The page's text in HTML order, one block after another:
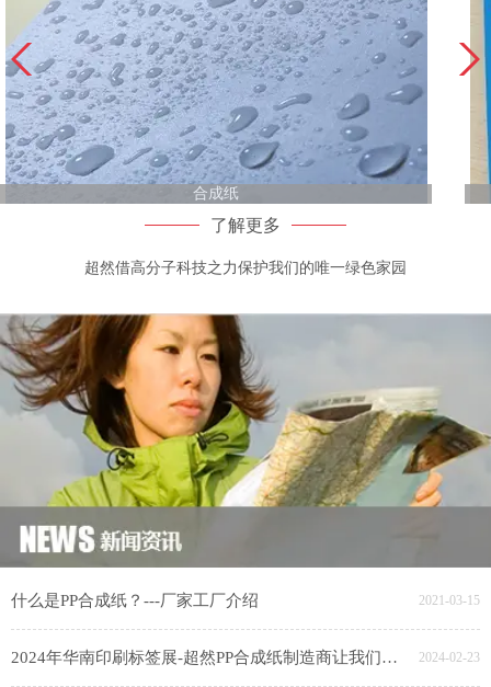
合成纸
了解更多
超然借高分子科技之力保护我们的唯一绿色家园
什么是PP合成纸？---厂家工厂介绍 2021-03-15
2024年华南印刷标签展-超然PP合成纸制造商让我们广州见 2024-02-23